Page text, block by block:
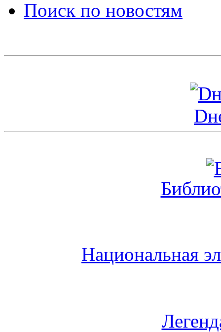
Поиск по новостям
Национальная